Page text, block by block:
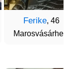
Ferike, 46